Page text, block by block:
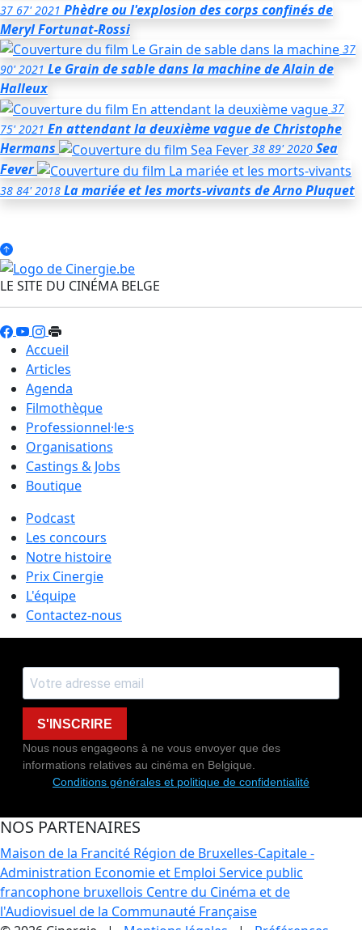
37 67' 2021 Phèdre ou l'explosion des corps confinés de
Meryl Fortunat-Rossi
37
90' 2021 Le Grain de sable dans la machinede Alain de
Halleux
37
75' 2021 En attendant la deuxième vaguede Christophe
Hermans
38 89' 2020 Sea
Fever
38 84' 2018 La mariée et les morts-vivants de Arno Pluquet
LE SITE DU CINÉMA BELGE
Accueil
Articles
Agenda
Filmothèque
Professionnel·le·s
Organisations
Castings & Jobs
Boutique
Podcast
Les concours
Notre histoire
Prix Cinergie
L'équipe
Contactez-nous
S'INSCRIRE
Nous nous engageons à ne vous envoyer que des
informations relatives au cinéma en Belgique.
Conditions générales et politique de confidentialité
NOS PARTENAIRES
Maison de la Francité Région de Bruxelles-Capitale -
Administration Economie et Emploi Service public
francophone bruxellois Centre du Cinéma et de
l'Audiovisuel de la Communauté Française